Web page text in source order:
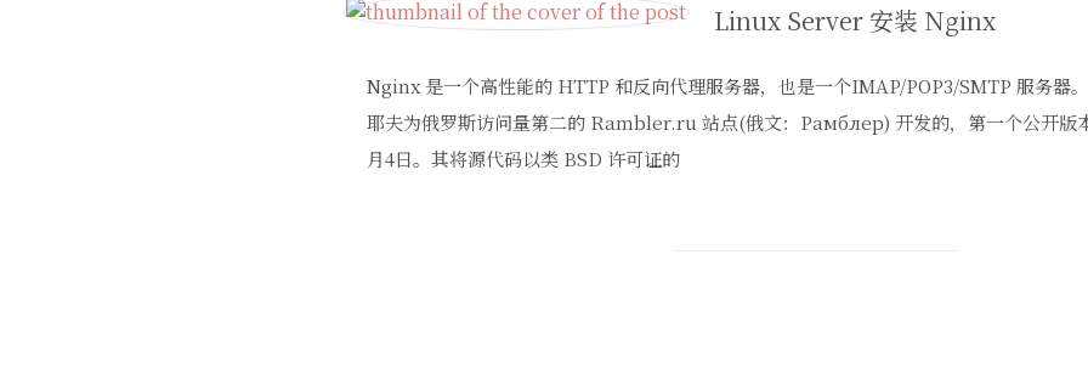
Linux Server 安装 Nginx
Nginx 是一个高性能的 HTTP 和反向代理服务器，也是一个IMAP/POP3/SMTP 服务器
耶夫为俄罗斯访问量第二的 Rambler.ru 站点(俄文：Рамблер) 开发的，第一个公开版
月4日。其将源代码以类 BSD 许可证的